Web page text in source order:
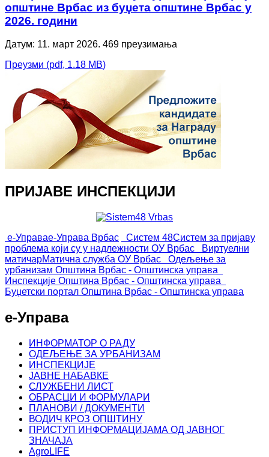
општине Врбас из буџета општине Врбас у
2026. години
Датум: 11. март 2026. 469 преузимања
Преузми (pdf, 1.18 MB)
ПРИЈАВЕ ИНСПЕКЦИЈИ
е-Управае-Управа Врбас Систем 48Систем за пријаву
проблема који су у надлежности ОУ Врбас
Виртуелни
матичарМатична служба ОУ Врбас
Одељење за
урбанизам Општина Врбас - Општинска управа
Инспекције Општина Врбас - Општинска управа
Буџетски портал Општина Врбас - Општинска управа
е-Управа
ИНФОРМАТОР О РАДУ
ОДЕЉЕЊЕ ЗА УРБАНИЗАМ
ИНСПЕКЦИЈЕ
ЈАВНЕ НАБАВКЕ
СЛУЖБЕНИ ЛИСТ
ОБРАСЦИ И ФОРМУЛАРИ
ПЛАНОВИ / ДОКУМЕНТИ
ВОДИЧ КРОЗ ОПШТИНУ
ПРИСТУП ИНФОРМАЦИЈАМА ОД ЈАВНОГ
ЗНАЧАЈА
AgroLIFE